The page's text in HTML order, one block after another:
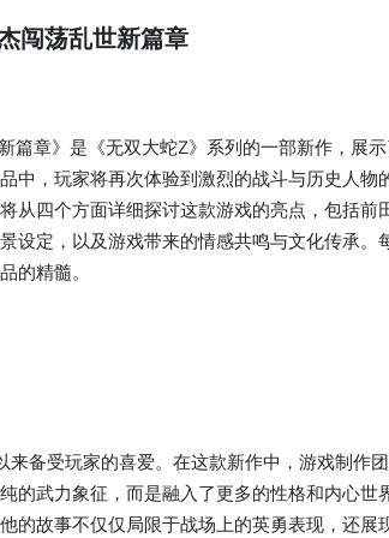
闯荡乱世新篇章
篇章》是《无双大蛇Z》系列的一部新作，展
中，玩家将再次体验到激烈的战斗与历史人物
从四个方面详细探讨这款游戏的亮点，包括前
设定，以及游戏带来的情感共鸣与文化传承。
的精髓。
备受玩家的喜爱。在这款新作中，游戏制作
的武力象征，而是融入了更多的性格和内心世
的故事不仅仅局限于战场上的英勇表现，还展